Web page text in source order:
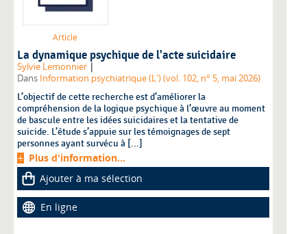
Article
La dynamique psychique de l'acte suicidaire
Sylvie Lemonnier |
Dans Information psychiatrique (L') (vol. 102, n° 5, mai 2026)
L’objectif de cette recherche est d’améliorer la
compréhension de la logique psychique à l’œuvre au moment
de bascule entre les idées suicidaires et la tentative de
suicide. L’étude s’appuie sur les témoignages de sept
personnes ayant survécu à [...]
Plus d'information...
Ajouter à ma sélection
En ligne